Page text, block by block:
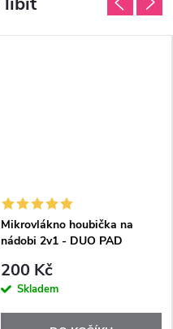
Mikrovlákno houbička na
nádobi 2v1 - DUO PAD
200 Kč
Skladem